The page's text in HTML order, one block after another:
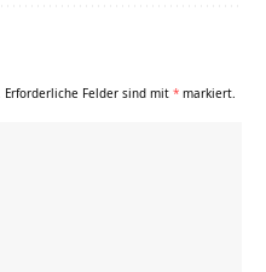
Erforderliche Felder sind mit * markiert.